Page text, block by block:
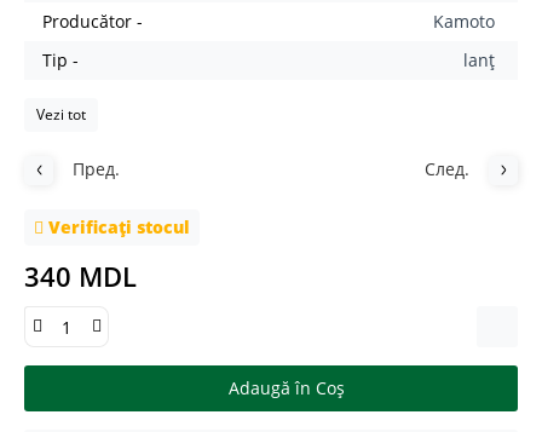
Producător -
Kamoto
Tip -
lanţ
Vezi tot
Пред. След.
Verificați stocul
340 MDL
Adaugă în Coş